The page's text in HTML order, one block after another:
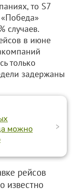
то S7
случаев.
в июне
только
задержаны
можно
>
рейсов
известно